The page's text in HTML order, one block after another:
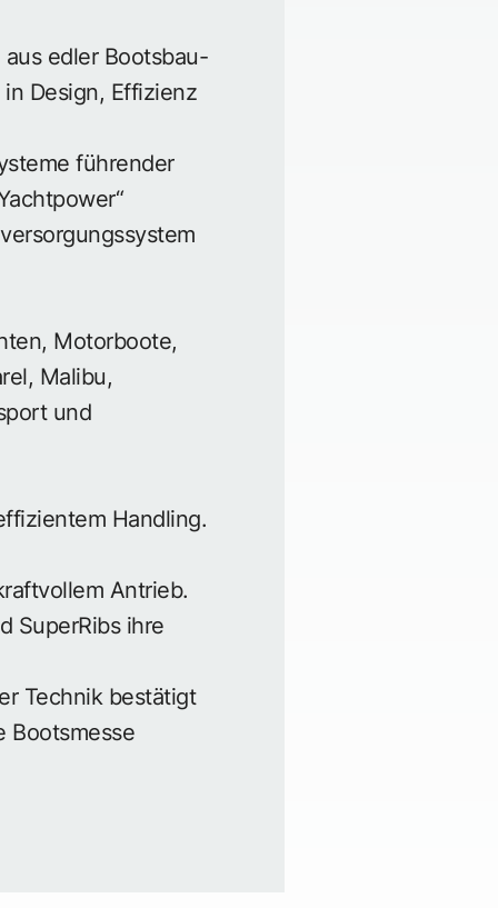
edler Bootsbau-
Design, Effizienz
führender
Motorboote,
Malibu,
und
Handling.
Antrieb.
SuperRibs ihre
Technik bestätigt
Bootsmesse